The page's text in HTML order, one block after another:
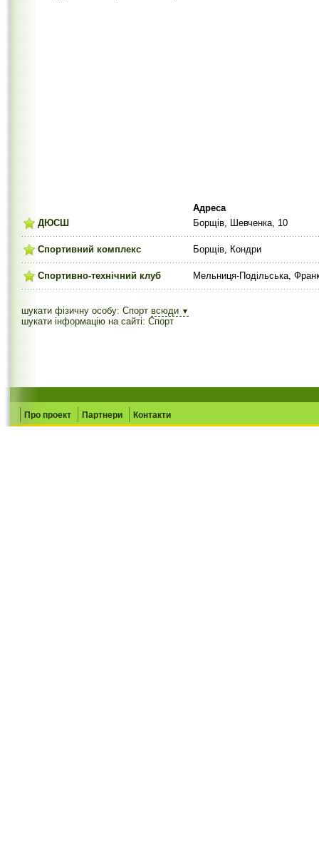
Адреса
ДЮСШ
Борщів, Шевченка, 10
Спортивний комплекс Борщів, Кондри
Спортивно-технічний клуб Мельниця-Подільська,
шукати фізичну особу: Спорт всюди ▼
шукати інформацію на сайті: Спорт
Про проект Партнери Контакти